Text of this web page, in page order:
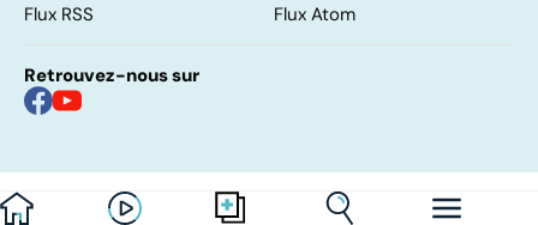
Flux RSS
Flux Atom
Retrouvez-nous sur